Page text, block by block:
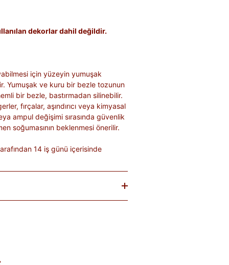
dekorlar dahil değildir.
için yüzeyin yumuşak
Yumuşak ve kuru bir bezle tozunun
bir bezle, bastırmadan silinebilir.
fırçalar, aşındırıcı veya kimyasal
ampul değişimi sırasında güvenlik
soğumasının beklenmesi önerilir.
14 iş günü içerisinde